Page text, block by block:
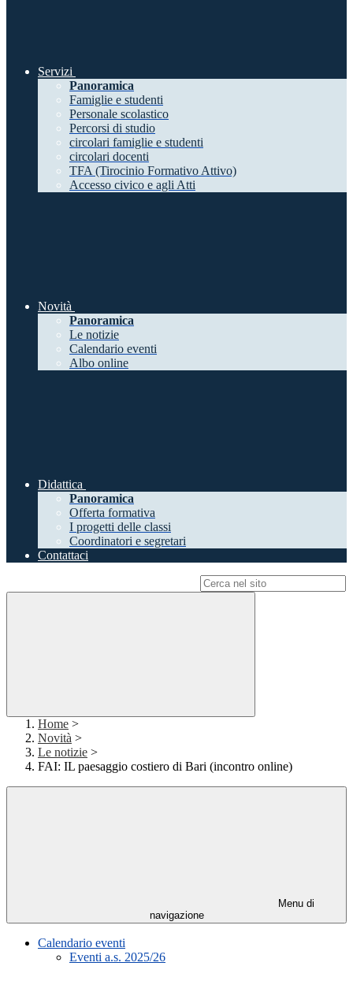
Servizi
Panoramica
Famiglie e studenti
Personale scolastico
Percorsi di studio
circolari famiglie e studenti
circolari docenti
TFA (Tirocinio Formativo Attivo)
Accesso civico e agli Atti
Novità
Panoramica
Le notizie
Calendario eventi
Albo online
Didattica
Panoramica
Offerta formativa
I progetti delle classi
Coordinatori e segretari
Contattaci
Home >
Novità >
Le notizie >
FAI: IL paesaggio costiero di Bari (incontro online)
Menu di
navigazione
Calendario eventi
Eventi a.s. 2025/26